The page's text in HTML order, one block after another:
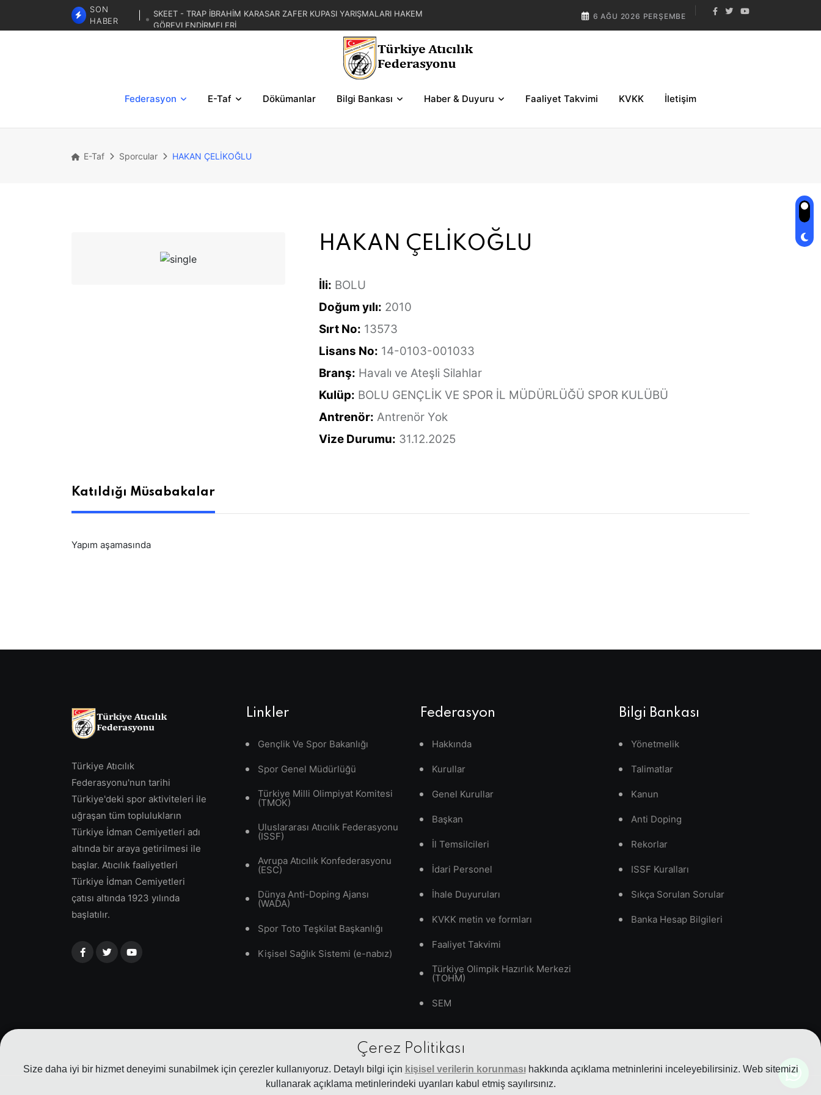
Çerez Politikası
Size daha iyi bir hizmet deneyimi sunabilmek için çerezler kullanıyoruz. Detaylı bilgi için kişisel verilerin korunmasıhakkında açıklama metninlerini inceleyebilirsiniz. Web sitemizi
kullanarak açıklama metinlerindeki uyarıları kabul etmiş sayılırsınız.
SON
HABER
SKEET - TRAP İBRAHİM KARASAR ZAFER KUPASI YARIŞMALARI HAKEM
GÖREVLENDİRMELERİ
TRAP 2.BÖLGESEL MİLLİ DEMOKRASİ KUPASI 2. BÖLGE SERİ VE ŞEMALARI
TRAP 3. BÖLGESEL YAZ KUPASI YARIŞMALARI HAKEM GÖREVLENDİRMELERİ
6 AĞU 2026 PERŞEMBE
Federasyon E-Taf Dökümanlar Bilgi Bankası Haber & Duyuru Faaliyet Takvimi KVKK İletişim
E-Taf Sporcular HAKAN ÇELİKOĞLU
HAKAN ÇELİKOĞLU
İli: BOLU
Doğum yılı: 2010
Sırt No: 13573
Lisans No: 14-0103-001033
Branş: Havalı ve Ateşli Silahlar
Kulüp: BOLU GENÇLİK VE SPOR İL MÜDÜRLÜĞÜ SPOR KULÜBÜ
Antrenör: Antrenör Yok
Vize Durumu: 31.12.2025
Katıldığı Müsabakalar
Yapım aşamasında
Türkiye Atıcılık
Federasyonu'nun tarihi
Türkiye'deki spor aktiviteleri ile
uğraşan tüm toplulukların
Türkiye İdman Cemiyetleri adı
altında bir araya getirilmesi ile
başlar. Atıcılık faaliyetleri
Türkiye İdman Cemiyetleri
çatısı altında 1923 yılında
başlatılır.
Linkler
Gençlik Ve Spor Bakanlığı
Spor Genel Müdürlüğü
Türkiye Milli Olimpiyat Komitesi
(TMOK)
Uluslararası Atıcılık Federasyonu
(ISSF)
Avrupa Atıcılık Konfederasyonu
(ESC)
Dünya Anti-Doping Ajansı
(WADA)
Spor Toto Teşkilat Başkanlığı
Kişisel Sağlık Sistemi (e-nabız)
Federasyon
Hakkında
Kurullar
Genel Kurullar
Başkan
İl Temsilcileri
İdari Personel
İhale Duyuruları
KVKK metin ve formları
Faaliyet Takvimi
Türkiye Olimpik Hazırlık Merkezi
(TOHM)
SEM
Bilgi Bankası
Yönetmelik
Talimatlar
Kanun
Anti Doping
Rekorlar
ISSF Kuralları
Sıkça Sorulan Sorular
Banka Hesap Bilgileri